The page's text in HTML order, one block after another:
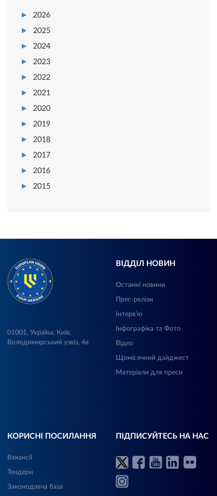
2026
2025
2024
2023
2022
2021
2020
2019
2018
2017
2016
2015
01001, Україна, Київ,
Володимирський узвіз, 4в
ВІДДІЛ НОВИН
Останні новини
Прес-релізи
Інтерв’ю
Інфографіка та Фото
Відео
Щомісячний дайджест
Матеріали для преси
КОРИСНІ ПОСИЛАННЯ
Вакансії
Тендери
Законодавча база
ПІДПИСУЙТЕСЬ НА НАС